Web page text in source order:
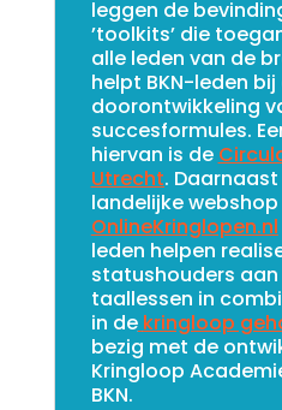
leggen de
’toolkits’ die
alle leden van de
helpt BKN-leden
doorontwikkeling
succesformules.
hiervan is de
Utrecht.
landelijke webshop
OnlineKringlopen.nl
leden helpen
statushouders
taallessen in
in de kringloop
bezig met de
Kringloop
BKN.